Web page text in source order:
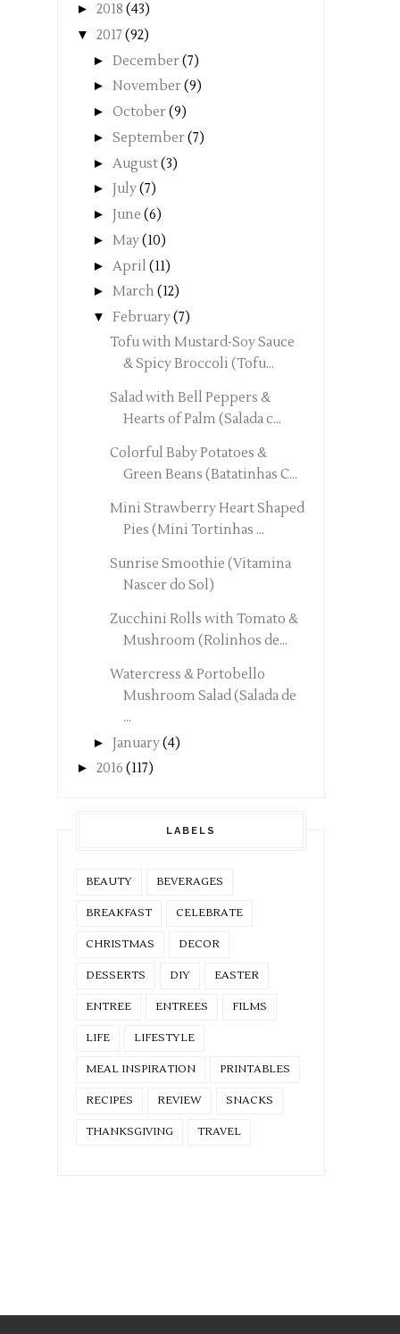
► 2018 (43)
▼ 2017 (92)
► December(7)
► November(9)
► October(9)
► September(7)
► August(3)
► July(7)
► June (6)
► May(10)
► April (11)
► March (12)
▼ February(7)
Tofu with Mustard-Soy Sauce
& Spicy Broccoli (Tofu...
Salad with Bell Peppers &
Hearts of Palm (Salada c...
Colorful Baby Potatoes &
Green Beans (Batatinhas C...
Mini Strawberry Heart Shaped
Pies (Mini Tortinhas ...
Sunrise Smoothie (Vitamina
Nascer do Sol)
Zucchini Rolls with Tomato &
Mushroom (Rolinhos de...
Watercress & Portobello
Mushroom Salad (Salada de
...
► January(4)
► 2016 (117)
LABELS
BEAUTY BEVERAGES
BREAKFAST CELEBRATE
CHRISTMAS DECOR
DESSERTS DIY EASTER
ENTREE ENTREES FILMS
LIFE LIFESTYLE
MEAL INSPIRATION PRINTABLES
RECIPES REVIEW SNACKS
THANKSGIVING TRAVEL